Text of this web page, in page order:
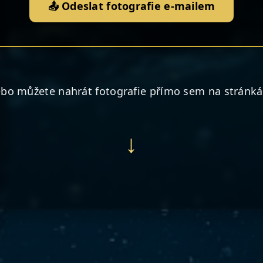
📤 Odeslat fotografie e-mailem
můžete nahrát fotografie přímo sem na
↓